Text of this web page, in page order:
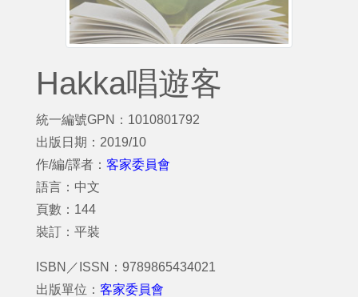
Hakka唱遊客
統一編號GPN：1010801792
出版日期：2019/10
作/編/譯者： 客家委員會
語言：中文
頁數：144
裝訂：平裝
ISBN／ISSN：9789865434021
出版單位： 客家委員會